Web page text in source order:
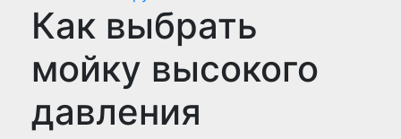
Как выбрать
мойку высокого
давления